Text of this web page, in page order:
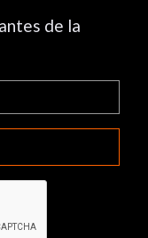
de la